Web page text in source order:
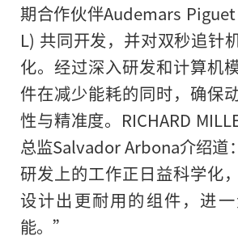
期合作伙伴Audemars
L) 共同开发，并对双秒追针
化。经过深入研发和计算机
件在减少能耗的同时，确保
性与精准度。RICHARD
总监Salvador Arbona介绍
研发上的工作正日益科学化
设计出更耐用的组件，进
能。”